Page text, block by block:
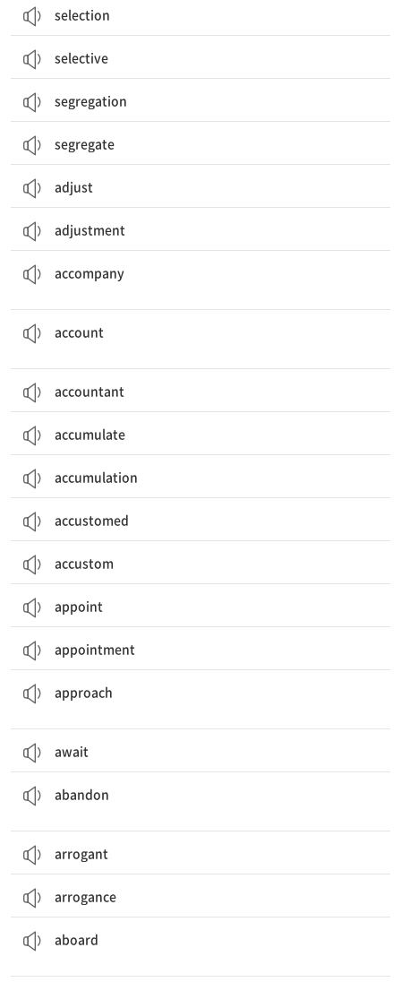
selection
selective
segregation
segregate
adjust
adjustment
accompany
account
accountant
accumulate
accumulation
accustomed
accustom
appoint
appointment
approach
await
abandon
arrogant
arrogance
aboard